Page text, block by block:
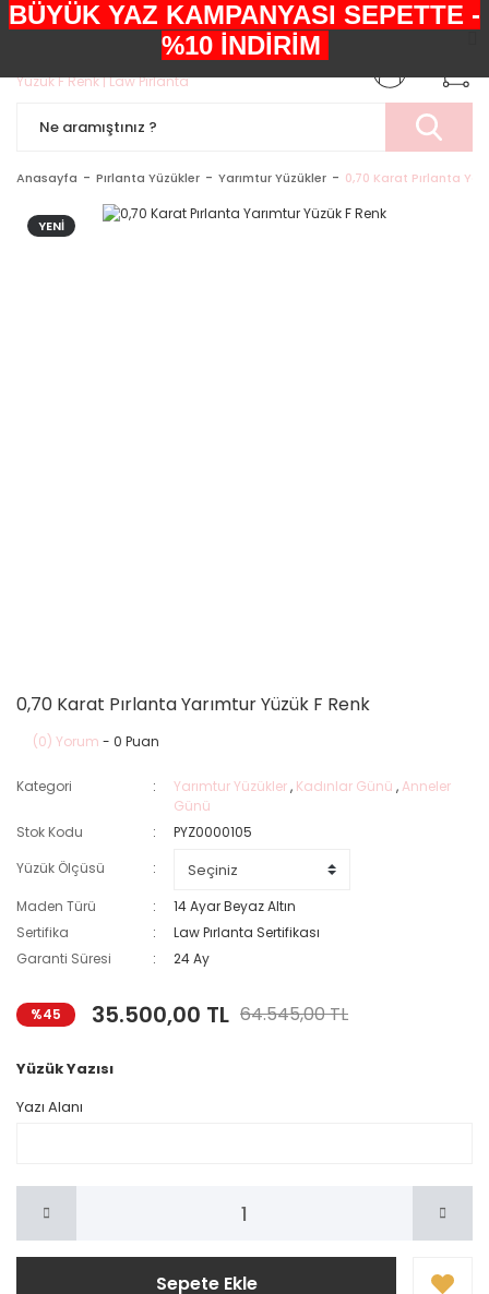
+90552 303 05 29
Anasayfa Pırlanta Yüzükler Yarımtur Yüzükler 0,70 Karat Pırlanta
YENİ
0,70 Karat Pırlanta Yarımtur Yüzük F Renk
(0) Yorum - 0 Puan
Kategori Yarımtur Yüzükler, Kadınlar Günü ,Anneler
Günü
Stok Kodu
PYZ0000105
Yüzük Ölçüsü
Maden Türü
14 Ayar Beyaz Altın
Sertifika
Law Pırlanta Sertifikası
Garanti Süresi
24 Ay
%45 35.500,00 TL 64.545,00 TL
Yüzük Yazısı
Yazı Alanı
Sepete Ekle
BÜYÜK YAZ KAMPANYASI SEPETTE -
%10 İNDİRİM